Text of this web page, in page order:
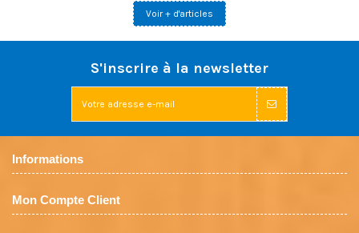
Voir + d'articles
S'inscrire à la newsletter
Informations
Mon Compte Client